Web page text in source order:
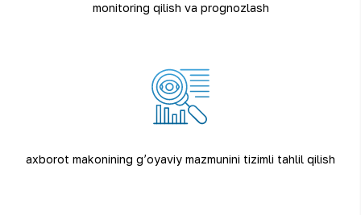
monitoring qilish va prognozlash
axborot makonining gʼoyaviy mazmunini tizimli tahlil qilish